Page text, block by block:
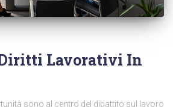
Lavorativi In
sono al centro del dibattito sul lavoro